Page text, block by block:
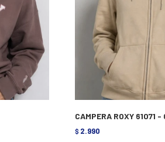
CAMPERA ROXY 61071 -
$ 2.990